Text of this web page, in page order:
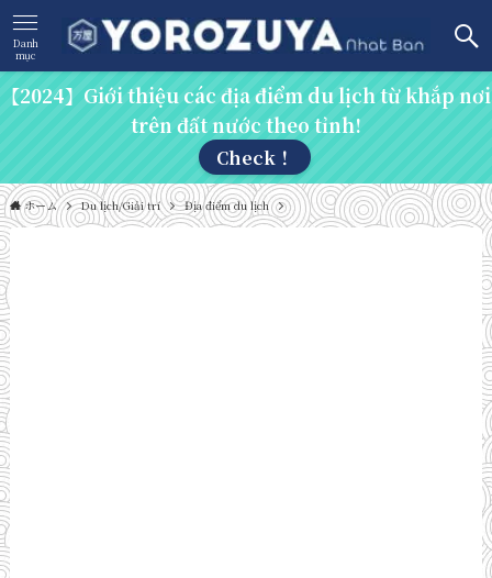
Danh
mục
【2024】Giới thiệu các địa điểm du lịch từ khắp nơi
trên đất nước theo tỉnh!
Check！
ホーム Du lịch/Giải trí Địa điểm du lịch